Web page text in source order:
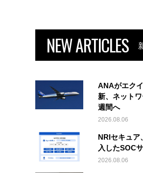
NEW ARTICLES
ANAがエク
新、ネット
週間へ
2026.08.06
NRIセキュア
入したSOC
2026.08.06